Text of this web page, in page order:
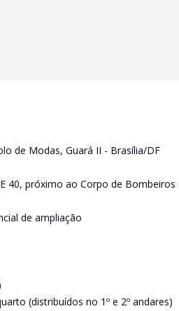
de Modas, Guará II - Brasília/DF
40, próximo ao Corpo de
de ampliação
(distribuídos no 1º e 2º andares)